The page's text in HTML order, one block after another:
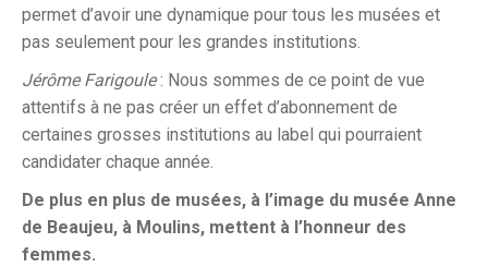
permet d’avoir une dynamique pour tous les musées et
pas seulement pour les grandes institutions.
Jérôme Farigoule: Nous sommes de ce point de vue
attentifs à ne pas créer un effet d’abonnement de
certaines grosses institutions au label qui pourraient
candidater chaque année.
De plus en plus de musées, à l’image du musée Anne
de Beaujeu, à Moulins, mettent à l’honneur des
femmes.